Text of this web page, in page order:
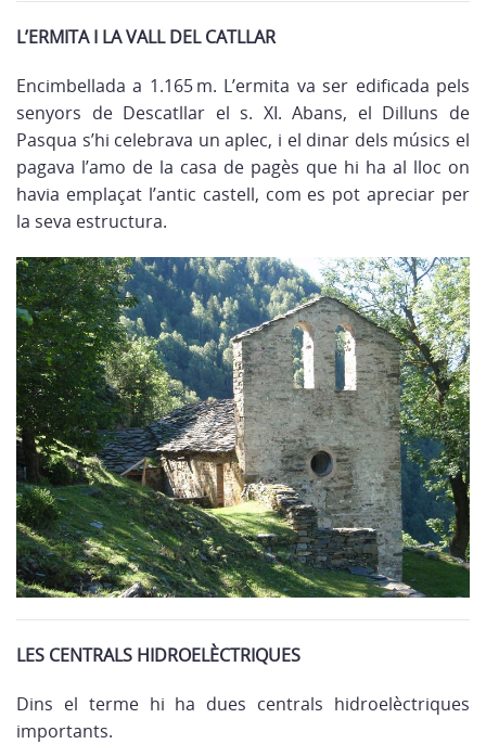
L’ERMITA I LA VALL DEL CATLLAR
Encimbellada a 1.165 m. L’ermita va ser edificada pels
senyors de Descatllar el s. XI. Abans, el Dilluns de
Pasqua s’hi celebrava un aplec, i el dinar dels músics el
pagava l’amo de la casa de pagès que hi ha al lloc on
havia emplaçat l’antic castell, com es pot apreciar per
la seva estructura.
LES CENTRALS HIDROELÈCTRIQUES
Dins el terme hi ha dues centrals hidroelèctriques
importants.